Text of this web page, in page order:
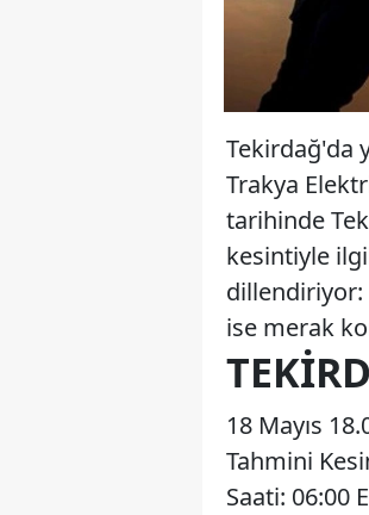
Tekirdağ'da
Trakya
tarihinde
kesintiyle
dillendiriyor:
ise merak
18 Mayıs
Tahmini
Saati: 06:00